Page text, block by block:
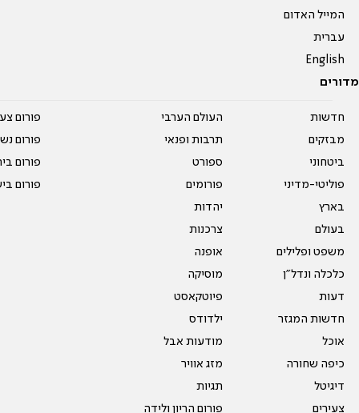
המייל האדום
עברית
English
מדורים
חדשות
מבזקים
ביטחוני
פוליטי-מדיני
בארץ
בעולם
משפט ופלילים
כלכלה ונדל"ן
דעות
חדשות המגזר
אוכל
כיפה שחורה
דיגיטל
צעירים
העולם הערבי
תרבות ופנאי
ספורט
פורומים
יהדות
צרכנות
אופנה
מוסיקה
פיוטקאסט
ילדודס
מודעות אבל
מזג אוויר
תגיות
פורום הריון ולידה
פורום
פורום
פורום
פורום